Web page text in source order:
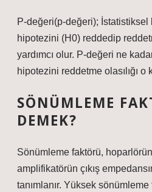
P-değeri(p-değeri); İstatistiksel
hipotezini (H0) reddedip
yardımcı olur. P-değeri ne
hipotezini reddetme olasılığı o
SÖNÜMLEME
DEMEK?
Sönümleme faktörü, hoparlörün
amplifikatörün çıkış
tanımlanır. Yüksek